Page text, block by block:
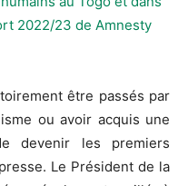
2022/23 de Amnesty
être passés par
ou avoir acquis une
devenir les premiers
Le Président de la